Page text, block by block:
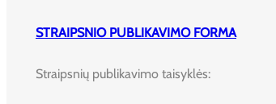
STRAIPSNIO PUBLIKAVIMO FORMA
Straipsnių publikavimo taisyklės: